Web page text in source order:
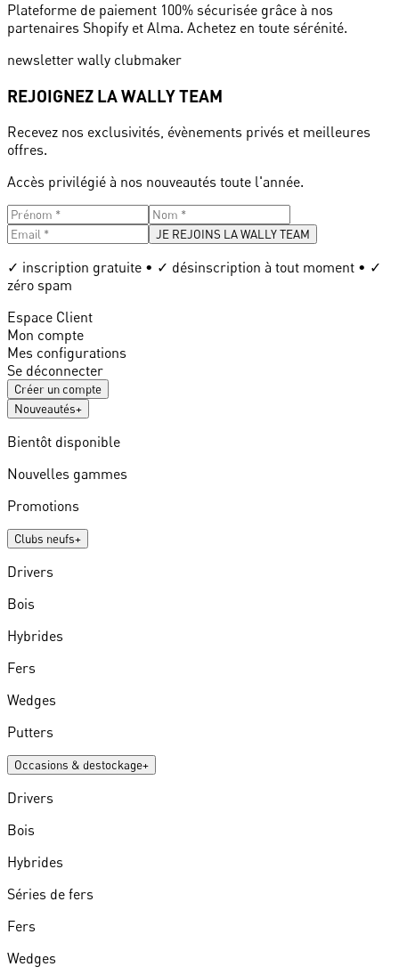
Plateforme de paiement 100% sécurisée grâce à nos
partenaires Shopify et Alma. Achetez en toute sérénité.
newsletter wally clubmaker
REJOIGNEZ LA WALLY TEAM
Recevez nos exclusivités, évènements privés et meilleures
offres.
Accès privilégié à nos nouveautés toute l'année.
JE REJOINS LA WALLY TEAM
✓ inscription gratuite • ✓ désinscription à tout moment • ✓
zéro spam
Espace Client
Mon compte
Mes configurations
Se déconnecter
Créer un compte
Nouveautés+
Bientôt disponible
Nouvelles gammes
Promotions
Clubs neufs+
Drivers
Bois
Hybrides
Fers
Wedges
Putters
Occasions & destockage+
Drivers
Bois
Hybrides
Séries de fers
Fers
Wedges